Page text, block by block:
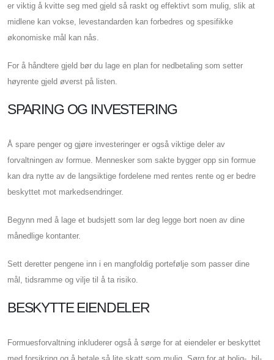
er viktig å kvitte seg med gjeld så raskt og effektivt som mulig, slik at
midlene kan vokse, levestandarden kan forbedres og spesifikke
økonomiske mål kan nås.
For å håndtere gjeld bør du lage en plan for nedbetaling som setter
høyrente gjeld øverst på listen.
SPARING OG INVESTERING
Å spare penger og gjøre investeringer er også viktige deler av
forvaltningen av formue. Mennesker som sakte bygger opp sin formue
kan dra nytte av de langsiktige fordelene med rentes rente og er bedre
beskyttet mot markedsendringer.
Begynn med å lage et budsjett som lar deg legge bort noen av dine
månedlige kontanter.
Sett deretter pengene inn i en mangfoldig portefølje som passer dine
mål, tidsramme og vilje til å ta risiko.
BESKYTTE EIENDELER
Formuesforvaltning inkluderer også å sørge for at eiendeler er beskyttet